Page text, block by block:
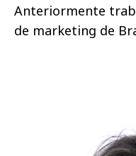
Anteriormente
de marketing de